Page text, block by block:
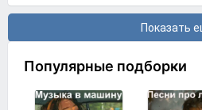
Показать
Популярные подборки